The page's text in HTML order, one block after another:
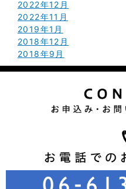
2022年12月
2022年11月
2019年1月
2018年12月
2018年9月